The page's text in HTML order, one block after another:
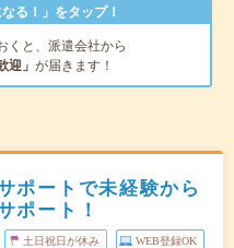
る！」をタップ！
くと、派遣会社から
迎」 が届きます！
ポートで未経験から
ポート！
土日祝日が休み WEB登録OK